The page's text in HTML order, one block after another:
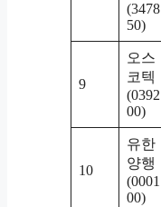
(3478
50)
9
오스
코텍
(0392
00)
10
유한
양행
(0001
00)